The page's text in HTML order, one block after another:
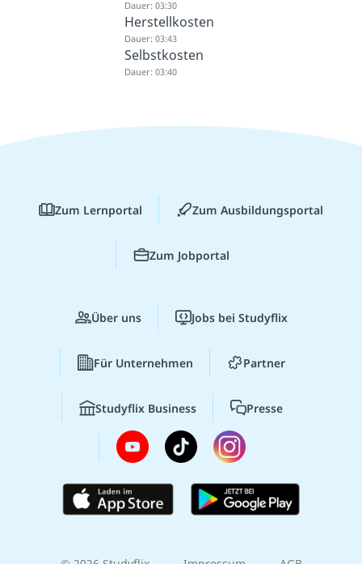
Dauer: 03:30
Herstellkosten
Dauer: 03:43
Selbstkosten
Dauer: 03:40
Zum Lernportal Zum Ausbildungsportal
Zum Jobportal
Über uns Jobs bei Studyflix
Für Unternehmen Partner
Studyflix Business Presse